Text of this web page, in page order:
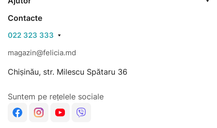
Contacte
022 323 333
magazin@felicia.md
Chișinău, str. Milescu Spătaru 36
Suntem pe rețelele sociale